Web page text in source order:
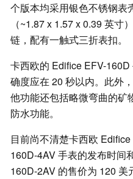
个版本均采用银色不锈钢表
（~1.87 x 1.57 x 0.39 英寸
链，配有一触式三折表扣。
卡西欧的 Edifice EFV-
确度应在 20 秒以内。此外
他功能还包括略微弯曲的矿
防水功能。
目前尚不清楚卡西欧
160D-4AV 手表的发布时间
160D-2AV 的售价为 120 美